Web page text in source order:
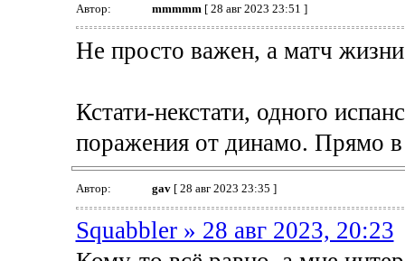
Автор: mmmmm [ 28 авг 2023 23:51 ]
Не просто важен, а матч
Кстати-некстати, одного
поражения от динамо. Прямо в
Автор: gav[ 28 авг 2023 23:35 ]
Squabbler » 28 авг 2023, 20:23